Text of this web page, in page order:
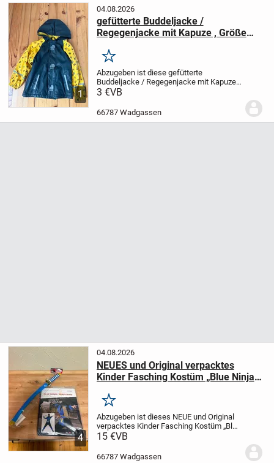
1
04.08.2026
gefütterte Buddeljacke /
Regegenjacke mit Kapuze , Größe
Merken
Abzugeben ist diese gefütterte
Buddeljacke / Regegenjacke mit Kapuze
der Marke lupilu
Nichtraucher Haushalt.
3 €VB
66787 Wadgassen
4
04.08.2026
NEUES und Original verpacktes
Kinder Fasching Kostüm „Blue Ninja“,
Merken
Abzugeben ist dieses NEUE und Original
verpacktes Kinder Fasching Kostüm „Blue
Ninja“ Inklusive Schwert.
Tierfreier Nichtraucher Haushalt.
15 €VB
66787 Wadgassen